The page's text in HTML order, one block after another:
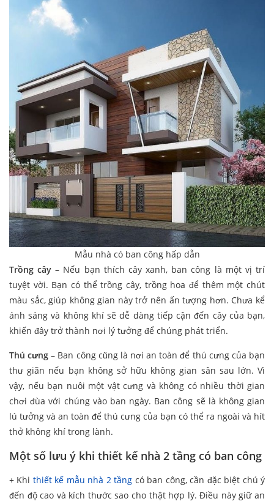
Mẫu nhà có ban công hấp dẫn
Trồng cây – Nếu bạn thích cây xanh, ban công là một vị trí
tuyệt vời. Bạn có thể trồng cây, trồng hoa để thêm một chút
màu sắc, giúp không gian này trở nên ấn tượng hơn. Chưa kể
ánh sáng và không khí sẽ dễ dàng tiếp cận đến cây của bạn,
khiến đây trở thành nơi lý tưởng để chúng phát triển.
Thú cưng – Ban công cũng là nơi an toàn để thú cưng của bạn
thư giãn nếu bạn không sở hữu không gian sân sau lớn. Vì
vậy, nếu bạn nuôi một vật cưng và không có nhiều thời gian
chơi đùa với chúng vào ban ngày. Ban công sẽ là không gian
lú tưởng và an toàn để thú cưng của bạn có thể ra ngoài và hít
thở không khí trong lành.
Một số lưu ý khi thiết kế nhà 2 tầng có ban công
+ Khi thiết kế mẫu nhà 2 tầng có ban công, cần đặc biệt chú ý
đến độ cao và kích thước sao cho thật hợp lý. Điều này giữ an